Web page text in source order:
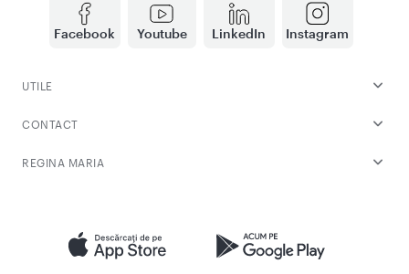
Facebook Youtube LinkedIn Instagram
UTILE
CONTACT
REGINA MARIA